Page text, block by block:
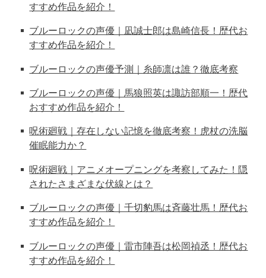
すすめ作品を紹介！
ブルーロックの声優｜凪誠士郎は島崎信長！歴代お
すすめ作品を紹介！
ブルーロックの声優予測｜糸師凛は誰？徹底考察
ブルーロックの声優｜馬狼照英は諏訪部順一！歴代
おすすめ作品を紹介！
呪術廻戦｜存在しない記憶を徹底考察！虎杖の洗脳
催眠能力か？
呪術廻戦｜アニメオープニングを考察してみた！隠
されたさまざまな伏線とは？
ブルーロックの声優｜千切豹馬は斉藤壮馬！歴代お
すすめ作品を紹介！
ブルーロックの声優｜雷市陣吾は松岡禎丞！歴代お
すすめ作品を紹介！